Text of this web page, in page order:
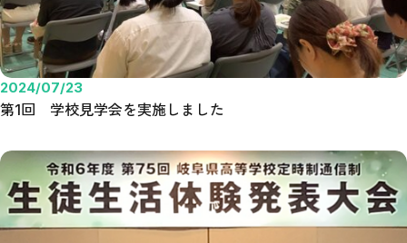
2024/07/23
第1回 学校見学会を実施しました